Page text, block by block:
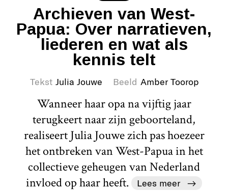
Archieven van West-
Papua: Over narratieven,
liederen en wat als
kennis telt
Tekst Julia Jouwe Beeld Amber Toorop
Wanneer haar opa na vijftig jaar
terugkeert naar zijn geboorteland,
realiseert Julia Jouwe zich pas hoezeer
het ontbreken van West-Papua in het
collectieve geheugen van Nederland
invloed op haar heeft.
Lees meer